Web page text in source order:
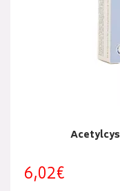
6,02€